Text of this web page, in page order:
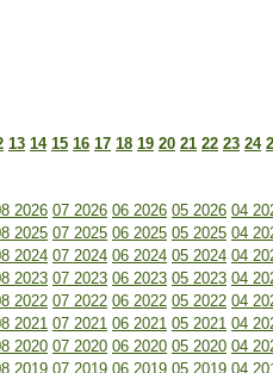
13 14 15 16 17 18 19 20 21 22 23 24
2026 07 2026 06 2026 05 2026 04
2025 07 2025 06 2025 05 2025 04
2024 07 2024 06 2024 05 2024 04
2023 07 2023 06 2023 05 2023 04
2022 07 2022 06 2022 05 2022 04
2021 07 2021 06 2021 05 2021 04
2020 07 2020 06 2020 05 2020 04
2019 07 2019 06 2019 05 2019 04